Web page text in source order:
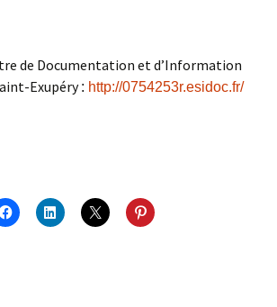
de Documentation et d’Information
Exupéry: http://0754253r.esidoc.fr/